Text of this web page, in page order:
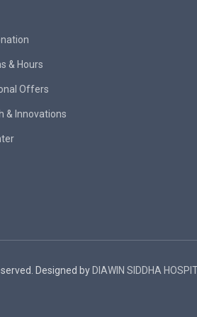
& Hours
Offers
& Innovations
Designed byDIAWIN SIDDHA